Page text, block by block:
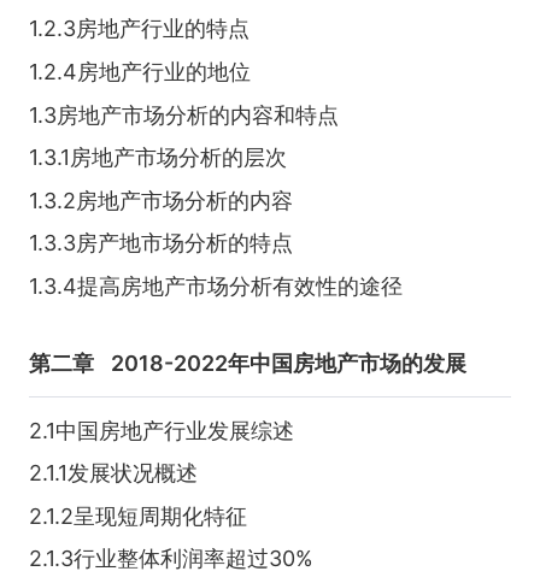
1.2.3房地产行业的特点
1.2.4房地产行业的地位
1.3房地产市场分析的内容和特点
1.3.1房地产市场分析的层次
1.3.2房地产市场分析的内容
1.3.3房产地市场分析的特点
1.3.4提高房地产市场分析有效性的途径
第二章 2018-2022年中国房地产市场的发展
2.1中国房地产行业发展综述
2.1.1发展状况概述
2.1.2呈现短周期化特征
2.1.3行业整体利润率超过30%